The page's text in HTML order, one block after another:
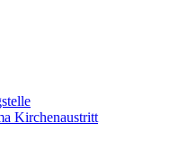
Kirchenaustritt